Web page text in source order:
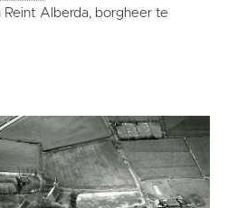
Reint Alberda, borgheer te